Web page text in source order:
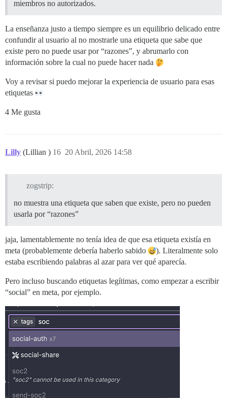
miembros no autorizados.
La enseñanza justo a tiempo siempre es un equilibrio delicado entre
confundir al usuario al no mostrarle una etiqueta que sabe que
existe pero no puede usar por “razones”, y abrumarlo con
información sobre la cual no puede hacer nada
Voy a revisar si puedo mejorar la experiencia de usuario para esas
etiquetas
4 Me gusta
Lilly (Lillian ) 20 Abril, 2026 14:58
16
zogstrip:
no muestra una etiqueta que saben que existe, pero no pueden
usarla por “razones”
jaja, lamentablemente no tenía idea de que esa etiqueta existía en
meta (probablemente debería haberlo sabido
). Literalmente solo
estaba escribiendo palabras al azar para ver qué aparecía.
Pero incluso buscando etiquetas legítimas, como empezar a escribir
“social” en meta, por ejemplo.